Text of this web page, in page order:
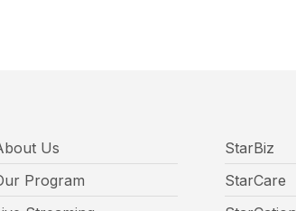
Us
Program
StarBiz
StarCare